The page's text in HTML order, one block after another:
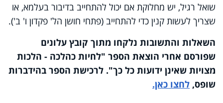
שואל רגיל, יש מחלוקת אם יכול להתחייב בדיבור בעלמא, או
שצריך לעשות קנין כדי להתחייב (פתחי חושן הל' פקדון ו' ב').
השאלות והתשובות נלקחו מתוך קובץ עלונים
שפורסם אחרי הוצאת הספר "לחיות כהלכה - הלכות
מצויות שאינן ידועות כל כך". לרכישת הספר בהידברות
שופס, לחצו כאן.